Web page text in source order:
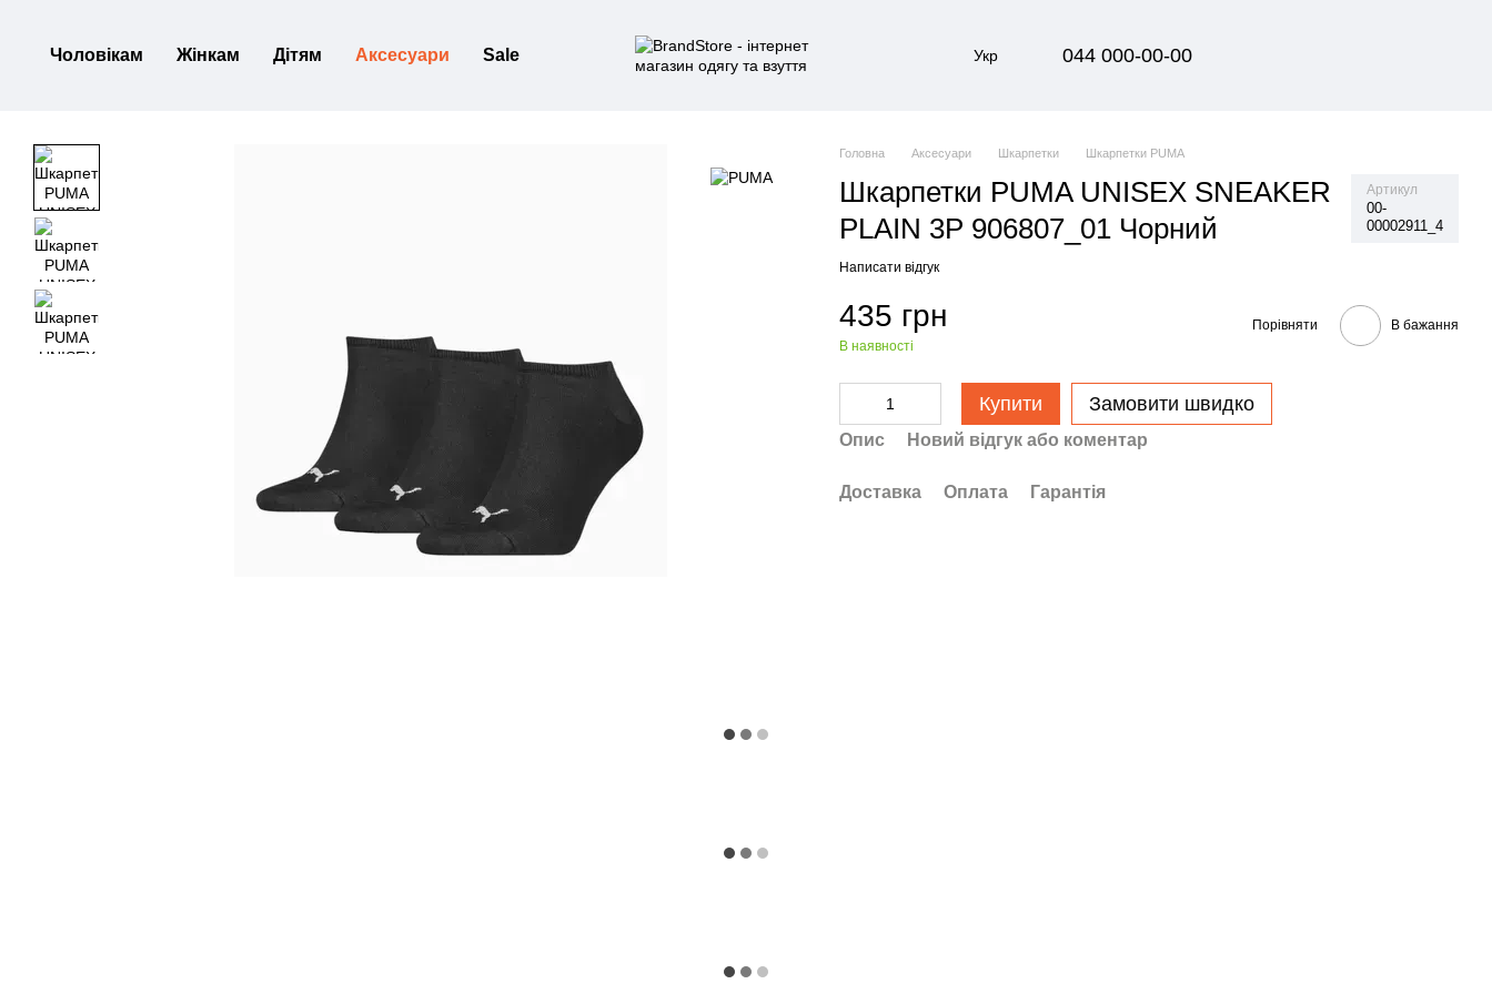
Чоловікам Жінкам Дітям Аксесуари Sale Укр 044 000-00-00
Головна Аксесуари Шкарпетки Шкарпетки PUMA
Шкарпетки PUMA UNISEX SNEAKER
PLAIN 3P 906807_01 Чорний
Артикул
00-
00002911_4
Написати відгук
435 грн
В наявності
Порівняти В бажання
Купити Замовити швидко
Опис Новий відгук або коментар
Доставка Оплата Гарантія